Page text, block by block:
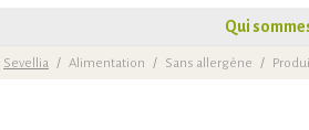
Qui
Sevellia / Alimentation / Sans allergène /